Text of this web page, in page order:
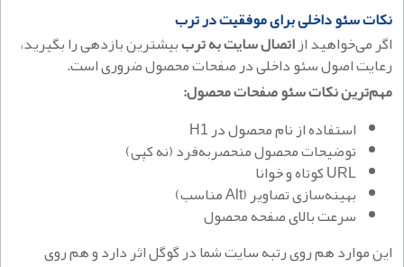
نکات سئو داخلی برای موفقیت در ترب
اگر می‌خواهید ازاتصال سایت به ترببیشترین بازدهی را بگیرید،
رعایت اصول سئو داخلی در صفحات محصول ضروری است.
مهم‌ترین نکات سئو صفحات محصول:
استفاده از نام محصول در H1
توضیحات محصول منحصربه‌فرد (نه کپی)
URL کوتاه و خوانا
بهینه‌سازی تصاویر (Alt مناسب)
سرعت بالای صفحه محصول
این موارد هم روی رتبه سایت شما در گوگل اثر دارد و هم روی